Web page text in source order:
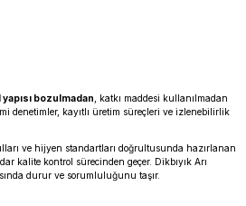
yapısı bozulmadan , katkı maddesi kullanılmadan
denetimler, kayıtlı üretim süreçleri ve izlenebilirlik
ve hijyen standartları doğrultusunda hazırlanan
kalite kontrol sürecinden geçer. Dikbıyık Arı
durur ve sorumluluğunu taşır.